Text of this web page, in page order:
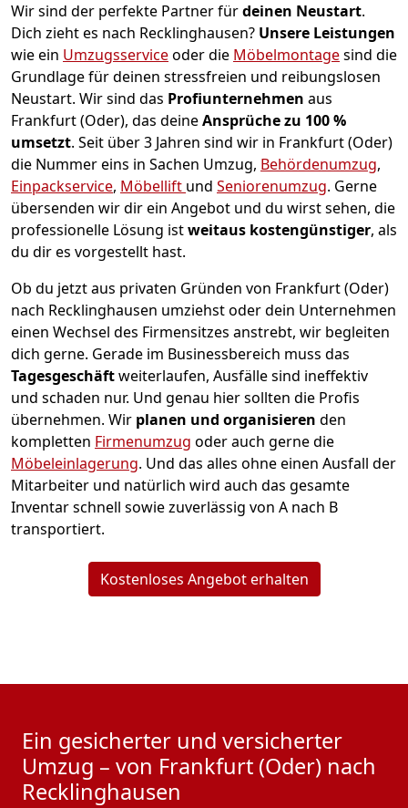
Wir sind der perfekte Partner fürdeinen Neustart.
Dich zieht es nach Recklinghausen? Unsere Leistungen
wie ein Umzugsserviceoder die Möbelmontagesind die
Grundlage für deinen stressfreien und reibungslosen
Neustart. Wir sind das Profiunternehmen aus
Frankfurt (Oder), das deineAnsprüche zu 100 %
umsetzt. Seit über 3 Jahren sind wir in Frankfurt (Oder)
die Nummer eins in Sachen Umzug, Behördenumzug,
Einpackservice, Möbellift und Seniorenumzug. Gerne
übersenden wir dir ein Angebot und du wirst sehen, die
professionelle Lösung istweitaus kostengünstiger, als
du dir es vorgestellt hast.
Ob du jetzt aus privaten Gründen von Frankfurt (Oder)
nach Recklinghausen umziehst oder dein Unternehmen
einen Wechsel des Firmensitzes anstrebt, wir begleiten
dich gerne. Gerade im Businessbereich muss das
Tagesgeschäftweiterlaufen, Ausfälle sind ineffektiv
und schaden nur. Und genau hier sollten die Profis
übernehmen. Wir planen und organisieren den
kompletten Firmenumzug oder auch gerne die
Möbeleinlagerung. Und das alles ohne einen Ausfall der
Mitarbeiter und natürlich wird auch das gesamte
Inventar schnell sowie zuverlässig von A nach B
transportiert.
Kostenloses Angebot erhalten
Ein gesicherter und versicherter
Umzug – von Frankfurt (Oder) nach
Recklinghausen